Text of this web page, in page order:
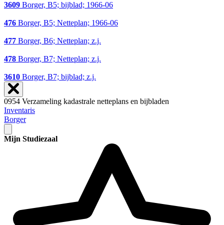
3609 Borger, B5; bijblad; 1966-06
476 Borger, B5; Netteplan; 1966-06
477 Borger, B6; Netteplan; z.j.
478 Borger, B7; Netteplan; z.j.
3610 Borger, B7; bijblad; z.j.
0954 Verzameling kadastrale netteplans en bijbladen
Inventaris
Borger
Mijn Studiezaal